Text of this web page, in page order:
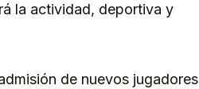
la actividad, deportiva y
de nuevos jugadores